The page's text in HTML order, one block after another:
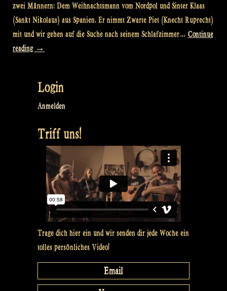
zwei Männern: Dem Weihnachtsmann vom Nordpol und Sinter Klaas
(Sankt Nikolaus) aus Spanien. Er nimmt Zwarte Piet (Knecht Ruprecht)
mit und wir gehen auf die Suche nach seinem Schlafzimmer… Continue
reading „Video:
you,
Santa
and
Sinterklaas
Rapalje
Show
#41“
→
Login
Anmelden
Triff uns!
Trage dich hier ein und wir senden dir jede Woche ein
tolles persönliches Video!